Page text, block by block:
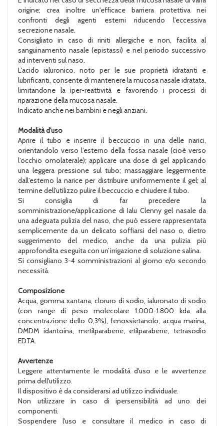
origine; crea inoltre un'efficace barriera protettiva nei
confronti degli agenti esterni riducendo l'eccessiva
secrezione nasale.
Consigliato in caso di riniti allergiche e non, facilita al
sanguinamento nasale (epistassi) e nel periodo successivo
ad interventi sul naso.
L'acido ialuronico, noto per le sue proprietà idratanti e
lubrificanti, consente di mantenere la mucosa nasale idratata,
limitandone la iper-reattività e favorendo i processi di
riparazione della mucosa nasale.
Indicato anche nei bambini e negli anziani.
Modalità d'uso
Aprire il tubo e inserire il beccuccio in una delle narici,
orientandolo verso l’esterno della fossa nasale (cioè verso
l’occhio omolaterale); applicare una dose di gel applicando
una leggera pressione sul tubo; massaggiare leggermente
dall’esterno la narice per distribuire uniformemente il gel; al
termine dell’utilizzo pulire il beccuccio e chiudere il tubo.
Si consiglia di far precedere la
somministrazione/applicazione di Ialu Clenny gel nasale da
una adeguata pulizia del naso, che può essere rappresentata
semplicemente da un delicato soffiarsi del naso o, dietro
suggerimento del medico, anche da una pulizia più
approfondita eseguita con un’irrigazione di soluzione salina.
Si consigliano 3-4 somministrazioni al giorno e/o secondo
necessità.
Composizione
Acqua, gomma xantana, cloruro di sodio, ialuronato di sodio
(con range di peso molecolare 1.000-1.800 kda alla
concentrazione dello 0,3%), fenossietanolo, acqua marina,
DMDM idantoina, metilparabene, etilparabene, tetrasodio
EDTA.
Avvertenze
Leggere attentamente le modalità d'uso e le avvertenze
prima dell'utilizzo.
Il dispositivo è da considerarsi ad utilizzo individuale.
Non utilizzare in caso di ipersensibilità ad uno dei
componenti.
Sospendere l'uso e consultare il medico in caso di